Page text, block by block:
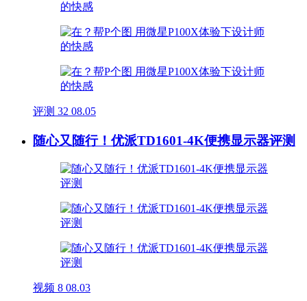
评测 32 08.05
随心又随行！优派TD1601-4K便携显示器评测
视频 8 08.03